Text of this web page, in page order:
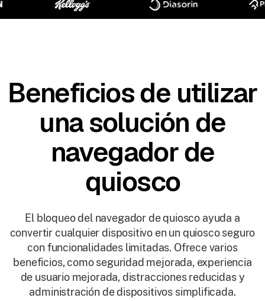
Beneficios de utilizar
una solución de
navegador de
quiosco
El bloqueo del navegador de quiosco ayuda a
convertir cualquier dispositivo en un quiosco seguro
con funcionalidades limitadas. Ofrece varios
beneficios, como seguridad mejorada, experiencia
de usuario mejorada, distracciones reducidas y
administración de dispositivos simplificada.